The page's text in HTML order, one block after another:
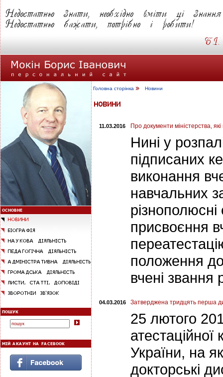
Головна сторінка Новини
11.03.2016 Про документи міністерства,
Нині у
підписаних
виконання
навчальних
присвоєння
положення
вчені звання
04.03.2016 Затверджена тридцять перша
25 лютого
атестаційної
України, на
докторські